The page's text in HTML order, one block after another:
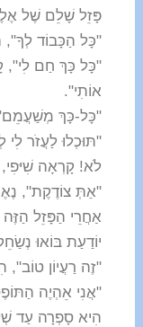
פָּזֵל שָׁלֵם שֶׁל
"כָּל הַכָּבוֹד לְךָ",
"כָּל כָּךְ חַם לִי",
אוֹתִי".
"כָּל-כָּךְ
"תּוּכְלוּ לַעֲזֹר
לֹא! קָרְאָה
"אַתְּ צוֹדֶקֶת",
אַחֲרֵי הַפָּזֵל הַזֶּה
יוֹדַעַת בּוֹאוּ
"זֶה רַעֲיוֹן טוֹב",
"אֲנִי אֵהְיֶה
הִיא סָפְרָה עַד